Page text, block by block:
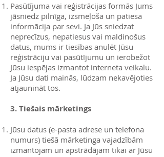
Pasūtījuma vai reģistrācijas formās Jums
jāsniedz pilnīga, izsmeļoša un patiesa
informācija par sevi. Ja Jūs sniedzat
neprecīzus, nepatiesus vai maldinošus
datus, mums ir tiesības anulēt Jūsu
reģistrāciju vai pasūtījumu un ierobežot
Jūsu iespējas izmantot interneta veikalu.
Ja Jūsu dati mainās, lūdzam nekavējoties
atjaunināt tos.
3. Tiešais mārketings
Jūsu datus (e-pasta adrese un telefona
numurs) tiešā mārketinga vajadzībām
izmantojam un apstrādājam tikai ar Jūsu